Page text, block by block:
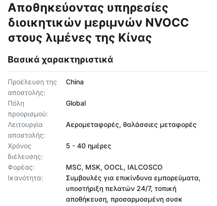
Αποθηκεύοντας υπηρεσίες
διοικητικών μεριμνών NVOCC
στους λιμένες της Κίνας
Βασικά χαρακτηριστικά
Προέλευση της
αποστολής:
China
Πόλη
προορισμού:
Global
Λειτουργία
αποστολής:
Αερομεταφορές, θαλάσσιες μεταφορές
Χρόνος
διέλευσης:
5 - 40 ημέρες
Φορέας:
MSC, MSK, OOCL, IALCOSCO
Ικανότητα:
Συμβουλές για επικίνδυνα εμπορεύματα,
υποστήριξη πελατών 24/7, τοπική
αποθήκευση, προσαρμοσμένη συσκ